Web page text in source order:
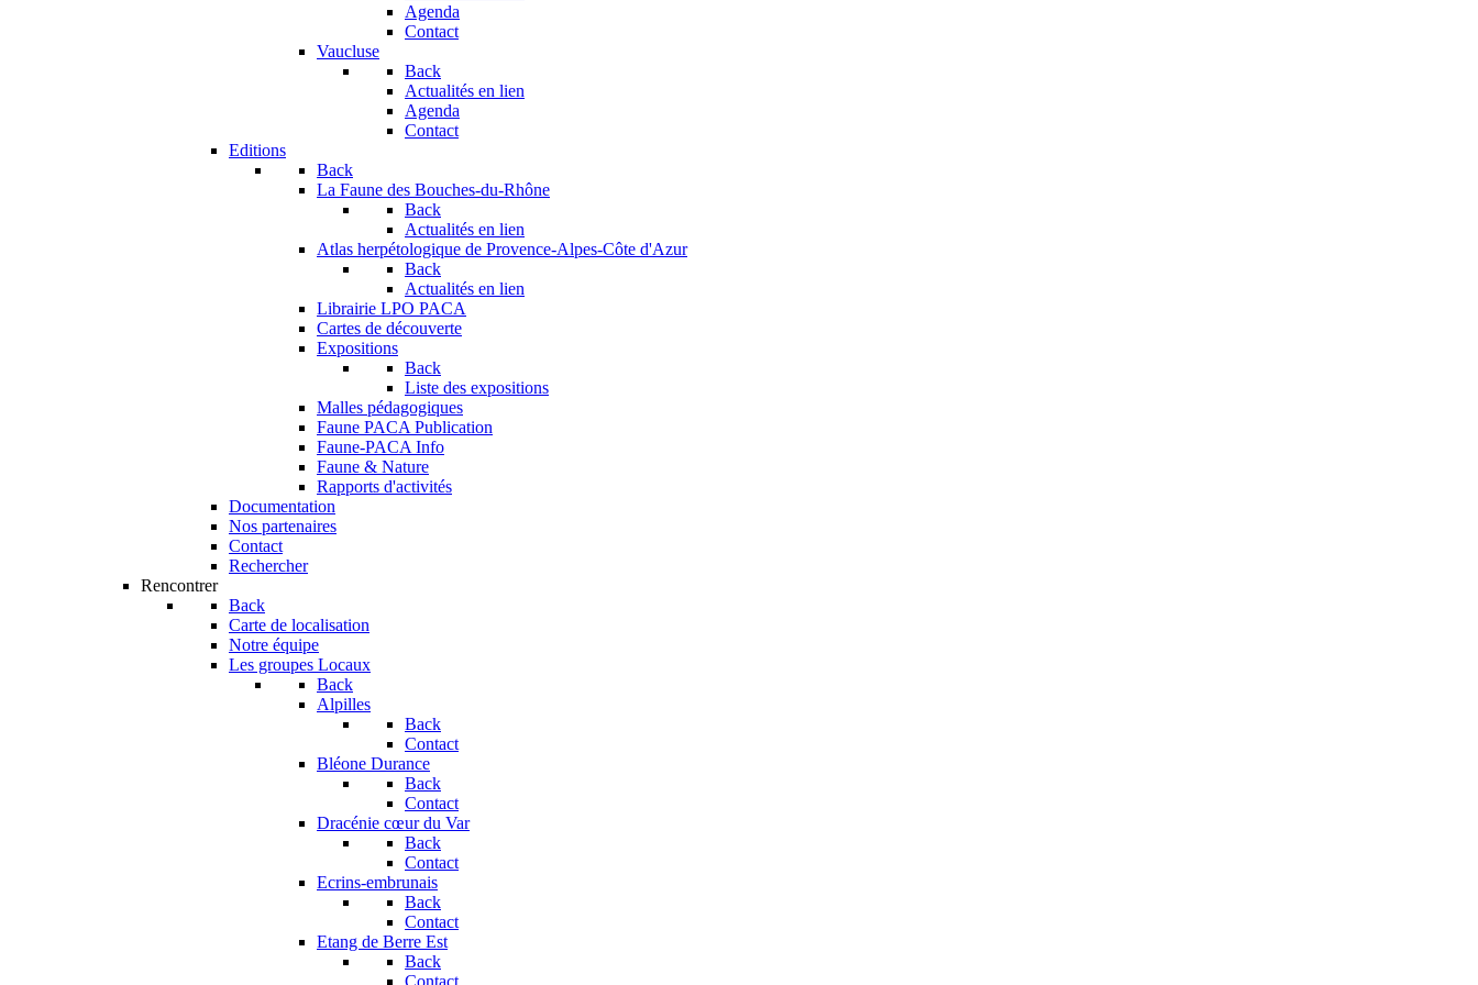
Agenda
Contact
Vaucluse
Back
Actualités en lien
Agenda
Contact
Editions
Back
La Faune des Bouches-du-Rhône
Back
Actualités en lien
Atlas herpétologique de Provence-Alpes-Côte d'Azur
Back
Actualités en lien
Librairie LPO PACA
Cartes de découverte
Expositions
Back
Liste des expositions
Malles pédagogiques
Faune PACA Publication
Faune-PACA Info
Faune & Nature
Rapports d'activités
Documentation
Nos partenaires
Contact
Rechercher
Rencontrer
Back
Carte de localisation
Notre équipe
Les groupes Locaux
Back
Alpilles
Back
Contact
Bléone Durance
Back
Contact
Dracénie cœur du Var
Back
Contact
Ecrins-embrunais
Back
Contact
Etang de Berre Est
Back
Contact